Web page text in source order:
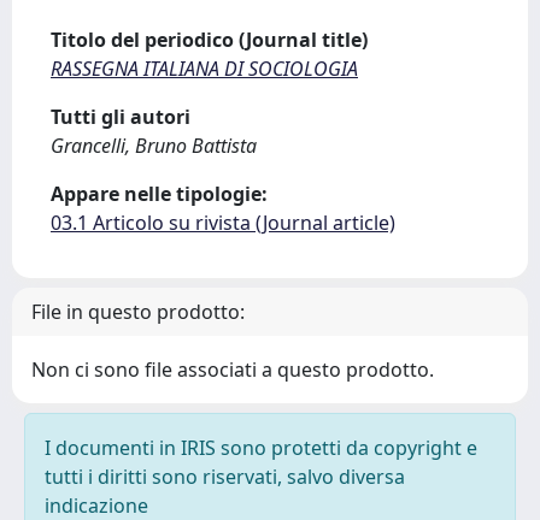
Titolo del periodico (Journal title)
RASSEGNA ITALIANA DI SOCIOLOGIA
Tutti gli autori
Grancelli, Bruno Battista
Appare nelle tipologie:
03.1 Articolo su rivista (Journal article)
File in questo prodotto:
Non ci sono file associati a questo prodotto.
I documenti in IRIS sono protetti da copyright e
tutti i diritti sono riservati, salvo diversa
indicazione